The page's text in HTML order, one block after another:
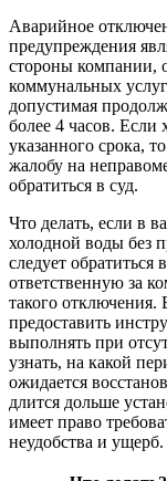
Аварийное
предупреждения
стороны компании,
коммунальных
допустимая
более 4 часов. Если
указанного срока,
жалобу на
обратиться в суд.
Что делать, если в
холодной воды без
следует
ответственную за
такого отключения.
предоставить
выполнять при
узнать, на какой
ожидается
длится дольше
имеет право
неудобства и ущерб.